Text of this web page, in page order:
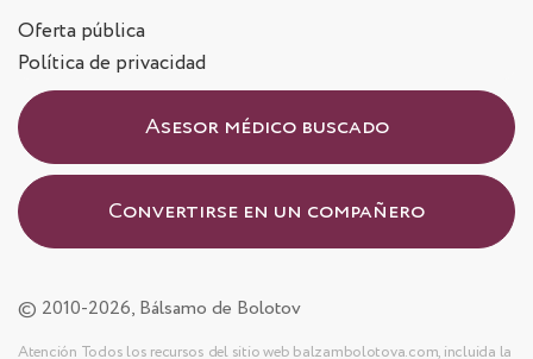
Oferta pública
Política de privacidad
Asesor médico buscado
Convertirse en un compañero
© 2010-2026, Bálsamo de Bolotov
Atención Todos los recursos del sitio web balzambolotova.com, incluida la